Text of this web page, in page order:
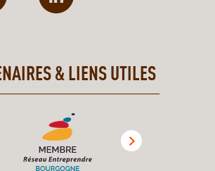
& LIENS UTILES